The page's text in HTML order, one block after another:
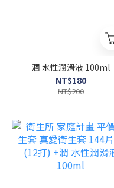
潤 水性潤滑液 100ml
NT$180
NT$200